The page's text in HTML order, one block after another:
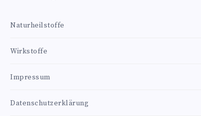
Naturheilstoffe
Wirkstoffe
Impressum
Datenschutzerklärung